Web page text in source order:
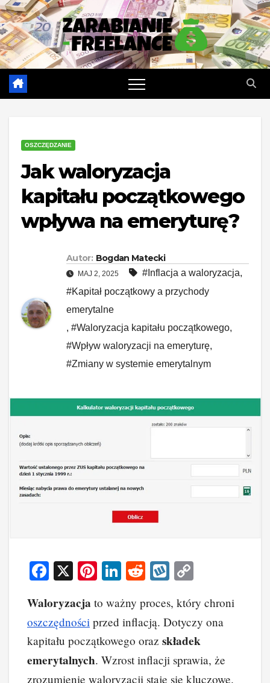
Skip
to
content
OSZCZĘDZANIE
Jak waloryzacja
kapitału początkowego
wpływa na emeryturę?
Autor: Bogdan Matecki
MAJ 2, 2025 #Inflacja a waloryzacja,
#Kapitał początkowy a przychody
emerytalne
, #Waloryzacja kapitału początkowego,
#Wpływ waloryzacji na emeryturę,
#Zmiany w systemie emerytalnym
F
c
e
b
o
X
Pi
er
e
st
Li
k
e
dI
n
R
d
di
t
W
o
p
p
y
Li
n
Waloryzacja to ważny proces, który chroni
oszczędności przed inflacją. Dotyczy ona
kapitału początkowego oraz składek
emerytalnych. Wzrost inflacji sprawia, że
zrozumienie waloryzacji staje się kluczowe.